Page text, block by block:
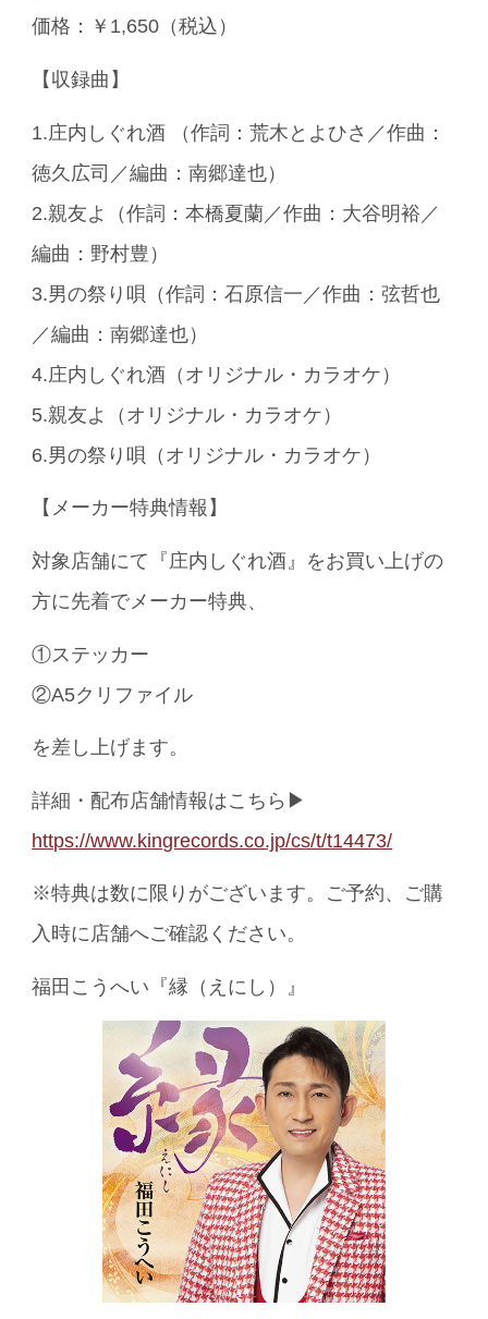
価格：￥1,650（税込）
【収録曲】
1.庄内しぐれ酒 （作詞：荒木とよひさ／作曲：
徳久広司／編曲：南郷達也）
2.親友よ（作詞：本橋夏蘭／作曲：大谷明裕／
編曲：野村豊）
3.男の祭り唄（作詞：石原信一／作曲：弦哲也
／編曲：南郷達也）
4.庄内しぐれ酒（オリジナル・カラオケ）
5.親友よ（オリジナル・カラオケ）
6.男の祭り唄（オリジナル・カラオケ）
【メーカー特典情報】
対象店舗にて『庄内しぐれ酒』をお買い上げの
方に先着でメーカー特典、
①ステッカー
②A5クリファイル
を差し上げます。
詳細・配布店舗情報はこちら▶
https://www.kingrecords.co.jp/cs/t/t14473/
※特典は数に限りがございます。ご予約、ご購
入時に店舗へご確認ください。
福田こうへい『縁（えにし）』